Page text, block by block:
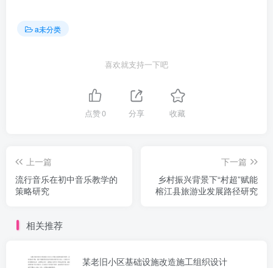
a未分类
喜欢就支持一下吧
点赞0 分享 收藏
上一篇
流行音乐在初中音乐教学的
策略研究
下一篇
乡村振兴背景下“村超”赋能
榕江县旅游业发展路径研究
相关推荐
某老旧小区基础设施改造施工组织设计